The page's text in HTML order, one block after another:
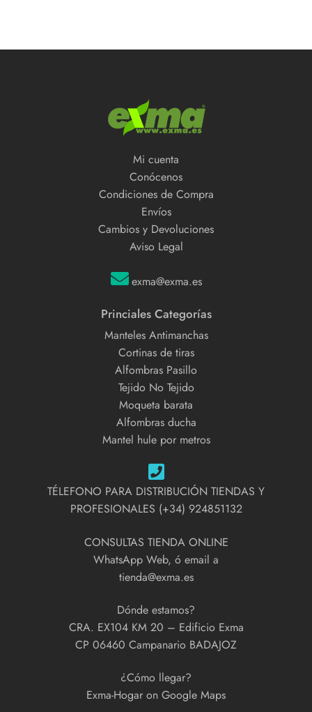
Mi cuenta
Conócenos
Condiciones de Compra
Envíos
Cambios y Devoluciones
Aviso Legal
exma@exma.es
Princiales Categorías
Manteles Antimanchas
Cortinas de tiras
Alfombras Pasillo
Tejido No Tejido
Moqueta barata
Alfombras ducha
Mantel hule por metros
TÉLEFONO PARA DISTRIBUCIÓN TIENDAS Y
PROFESIONALES (+34) 924851132
CONSULTAS TIENDA ONLINE
WhatsApp Web, ó email a
tienda@exma.es
Dónde estamos?
CRA. EX104 KM 20 – Edificio Exma
CP 06460 Campanario BADAJOZ
¿Cómo llegar?
Exma-Hogar on Google Maps